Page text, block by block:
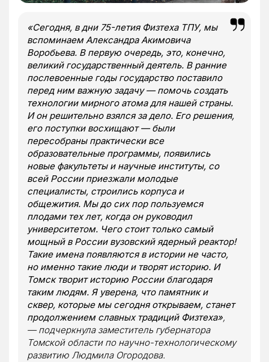
«Сегодня, в дни 75-летия Физтеха ТПУ, мы
вспоминаем Александра Акимовича
Воробьева. В первую очередь, это, конечно,
великий государственный деятель. В ранние
послевоенные годы государство поставило
перед ним важную задачу — помочь создать
технологии мирного атома для нашей страны.
И он решительно взялся за дело. Его решения,
его поступки восхищают — были
пересобраны практически все
образовательные программы, появились
новые факультеты и научные институты, со
всей России приезжали молодые
специалисты, строились корпуса и
общежития. Мы до сих пор пользуемся
плодами тех лет, когда он руководил
университетом. Чего стоит только самый
мощный в России вузовский ядерный реактор!
Такие имена появляются в истории не часто,
но именно такие люди и творят историю. И
Томск творит историю России благодаря
таким людям. Я уверена, что памятник и
сквер, которые мы сегодня открываем, станет
продолжением славных традиций Физтеха»,
— подчеркнула заместитель губернатора
Томской области по научно-технологическому
развитию Людмила Огородова.